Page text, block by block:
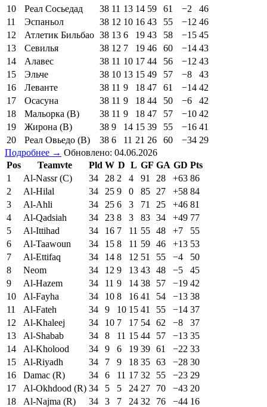
10
Реал Сосьедад 38 11 13 14 59 61 −2
46
11
Эспаньол 38 12 10 16 43 55 −12 46
12
Атлетик Бильбао 38 13 6 19 43 58 −15 45
13
Севилья 38 12 7 19 46 60 −14 43
14
Алавес 38 11 10 17 44 56 −12 43
15
Эльче 38 10 13 15 49 57 −8
43
16
Леванте 38 11 9 18 47 61 −14 42
17
Осасуна 38 11 9 18 44 50 −6
42
18
Мальорка (В) 38 11 9 18 47 57 −10 42
19
Жирона (В) 38 9 14 15 39 55 −16 41
20
Реал Овьедо (В) 38 6 11 21 26 60 −34 29
Подробнее → Обновлено: 04.06.2026
Pos
Teamvte Pld W D L GF GA GD Pts
1
Al-Nassr (C) 34 28 2 4 91 28 +63 86
2
Al-Hilal 34 25 9 0 85 27 +58 84
3
Al-Ahli 34 25 6 3 71 25 +46 81
4
Al-Qadsiah 34 23 8 3 83 34 +49 77
5
Al-Ittihad 34 16 7 11 55 48 +7
55
6
Al-Taawoun 34 15 8 11 59 46 +13 53
7
Al-Ettifaq 34 14 8 12 51 55 −4
50
8
Neom 34 12 9 13 43 48 −5
45
9
Al-Hazem 34 11 9 14 38 57 −19 42
10
Al-Fayha 34 10 8 16 41 54 −13 38
11
Al-Fateh 34 9 10 15 41 55 −14 37
12
Al-Khaleej 34 10 7 17 54 62 −8
37
13
Al-Shabab 34 8 11 15 44 57 −13 35
14
Al-Kholood 34 9 6 19 39 61 −22 33
15
Al-Riyadh 34 7 9 18 35 63 −28 30
16
Damac (R) 34 6 11 17 32 55 −23 29
17
Al-Okhdood (R) 34 5 5 24 27 70 −43 20
18
Al-Najma (R) 34 3 7 24 32 76 −44 16